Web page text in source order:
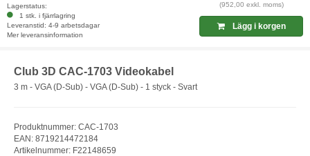
Lagerstatus:
1 stk. i fjärrlagring
Leveranstid: 4-9 arbetsdagar
Mer leveransinformation
(952,00 exkl. moms)
Lägg i korgen
Club 3D CAC-1703 Videokabel
3 m - VGA (D-Sub) - VGA (D-Sub) - 1 styck - Svart
Produktnummer: CAC-1703
EAN: 8719214472184
Artikelnummer: F22148659